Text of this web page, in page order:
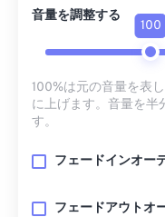
音量を調整する
100
100%は元の音量を表
に上げます。音量を半
す。
フェードインオー
フェードアウトオ